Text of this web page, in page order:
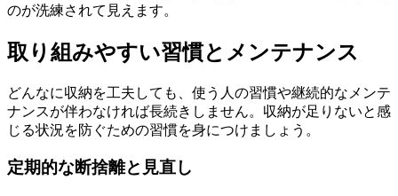
のが洗練されて見えます。
取り組みやすい習慣とメンテナンス
どんなに収納を工夫しても、使う人の習慣や継続的なメンテ
ナンスが伴わなければ長続きしません。収納が足りないと感
じる状況を防ぐための習慣を身につけましょう。
定期的な断捨離と見直し